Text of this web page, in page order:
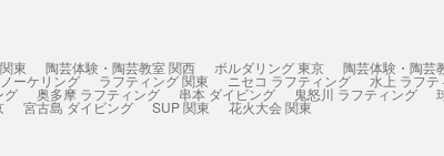
東 陶芸体験・陶芸教室 関西 ボルダリング 東京 陶芸体験・陶芸
ーケリング ラフティング 関東 ニセコ ラフティング 水上 ラフテ
グ 奥多摩 ラフティング 串本 ダイビング 鬼怒川 ラフティング
宮古島 ダイビング SUP 関東 花火大会 関東